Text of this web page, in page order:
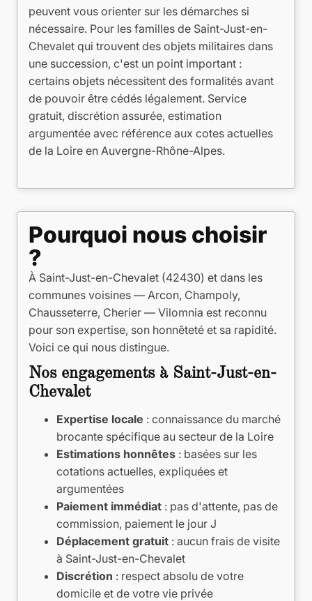
peuvent vous orienter sur les démarches si
nécessaire. Pour les familles de Saint-Just-en-
Chevalet qui trouvent des objets militaires dans
une succession, c'est un point important :
certains objets nécessitent des formalités avant
de pouvoir être cédés légalement. Service
gratuit, discrétion assurée, estimation
argumentée avec référence aux cotes actuelles
de la Loire en Auvergne-Rhône-Alpes.
Pourquoi nous choisir
?
À Saint-Just-en-Chevalet (42430) et dans les
communes voisines — Arcon, Champoly,
Chausseterre, Cherier — Vilomnia est reconnu
pour son expertise, son honnêteté et sa rapidité.
Voici ce qui nous distingue.
Nos engagements à Saint-Just-en-
Chevalet
Expertise locale : connaissance du marché
brocante spécifique au secteur de la Loire
Estimations honnêtes : basées sur les
cotations actuelles, expliquées et
argumentées
Paiement immédiat : pas d'attente, pas de
commission, paiement le jour J
Déplacement gratuit : aucun frais de visite
à Saint-Just-en-Chevalet
Discrétion : respect absolu de votre
domicile et de votre vie privée